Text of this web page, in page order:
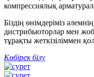
компрессиялық
Біздің өнімдеріміз
дистрибьюторлар мен
тұрақты жеткізіліммен
Көбірек білу